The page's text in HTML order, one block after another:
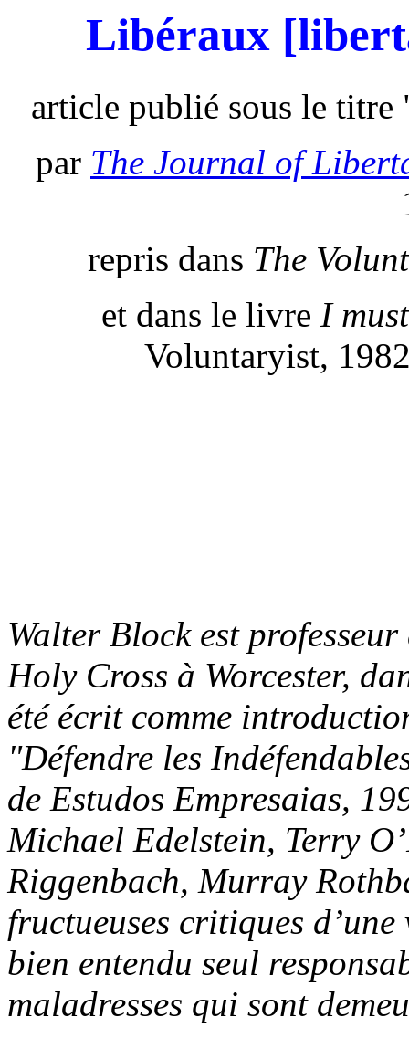
Libéraux
article publié sous le
par The Journal of
repris dans The
et dans le livre I
Voluntaryist,
Walter Block est
Holy Cross à Worcester,
été écrit comme
"Défendre les
de Estudos Empresaias,
Michael Edelstein, Terry
Riggenbach, Murray
fructueuses critiques
bien entendu seul
maladresses qui sont